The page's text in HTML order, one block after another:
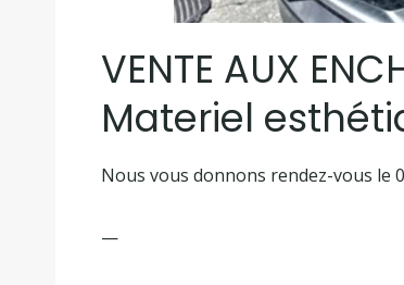
VENTE AUX
Materiel
Nous vous donnons rendez-vous le
—